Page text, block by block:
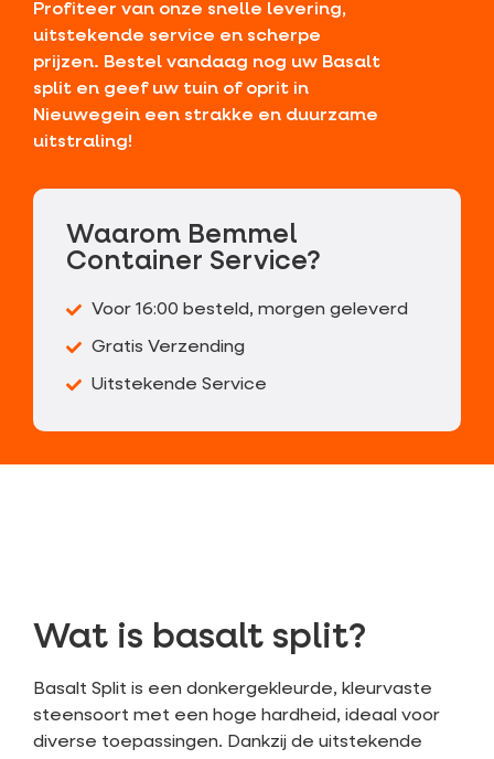
Profiteer van onze snelle levering,
uitstekende service en scherpe
prijzen. Bestel vandaag nog uw Basalt
split en geef uw tuin of oprit in
Nieuwegein een strakke en duurzame
uitstraling!
Waarom Bemmel
Container Service?
Voor 16:00 besteld, morgen geleverd
Gratis Verzending
Uitstekende Service
Wat is basalt split?
Basalt Split is een donkergekleurde, kleurvaste
steensoort met een hoge hardheid, ideaal voor
diverse toepassingen. Dankzij de uitstekende